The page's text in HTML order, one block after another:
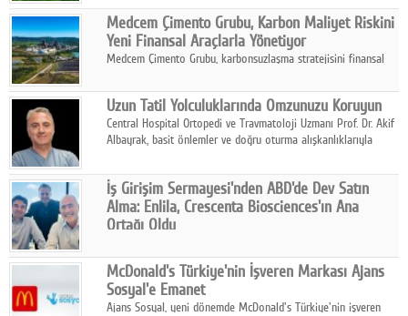
sahipliğinde gerçekleştirilecek.
Medcem Çimento Grubu, Karbon Maliyet Riskini
Yeni Finansal Araçlarla Yönetiyor
Medcem Çimento Grubu, karbonsuzlaşma stratejisini finansal
Uzun Tatil Yolculuklarında Omzunuzu Koruyun
Central Hospital Ortopedi ve Travmatoloji Uzmanı Prof. Dr. Akif
Albayrak, basit önlemler ve doğru oturma alışkanlıklarıyla
İş Girişim Sermayesi'nden ABD'de Dev Satın
Alma: Enlila, Crescenta Biosciences'ın Ana
Ortağı Oldu
stratejisini uluslararası ölçeğe taşıyan satın alma hamlesini
tamamladı.
McDonald's Türkiye'nin İşveren Markası Ajans
Sosyal'e Emanet
Ajans Sosyal, yeni dönemde McDonald's Türkiye'nin işveren